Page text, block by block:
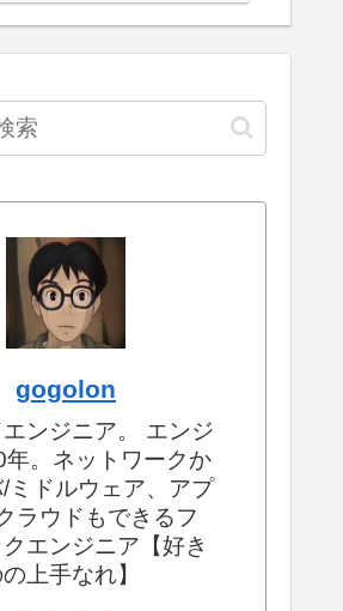
gogolon
ンジニア。 エンジ
年。ネットワークか
ミドルウェア、アプ
ラウドもできるフ
エンジニア【好き
上手なれ】